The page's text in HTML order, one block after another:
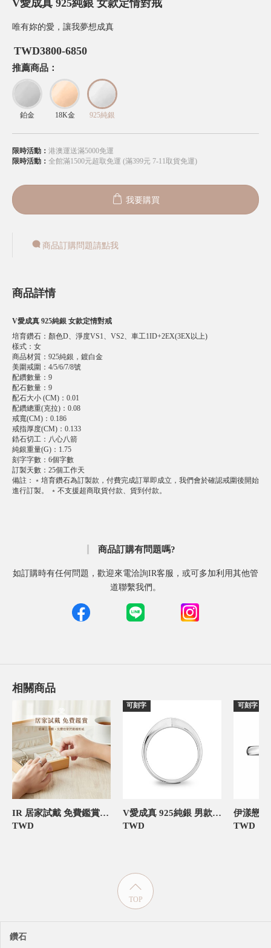
V愛成真 925純銀 女款定情對戒
唯有妳的愛，讓我夢想成真
TWD3800-6850
推薦商品：
鉑金 18K金 925純銀
限時活動： 港澳運送滿5000免運
限時活動： 全館滿1500元超取免運 (滿399元 7-11取貨免運)
我要購買
商品訂購問題請點我
商品詳情
V愛成真 925純銀 女款定情對戒
培育鑽石 ： 顏色D、淨度VS1、VS2、車工1ID+2EX(3EX以上)
樣式 ： 女
商品材質 ： 925純銀，鍍白金
美圍戒圍 ： 4/5/6/7/8號
配鑽數量 ： 9
配石數量 ： 9
配石大小 (CM) ： 0.01
配鑽總重(克拉) ： 0.08
戒寬(CM) ： 0.186
戒指厚度(CM) ： 0.133
鋯石切工 ： 八心八箭
純銀重量(G) ： 1.75
刻字字數 ： 6個字數
訂製天數 ： 25個工作天
備註 ： ﹡培育鑽石為訂製款，付費完成訂單即成立，我們會於確認戒圍後開始
進行訂製。 ﹡不支援超商取貨付款、貨到付款。
商品訂購有問題嗎?
如訂購時有任何問題，歡迎來電洽詢IR客服，或可多加利用其他管
道聯繫我們。
相關商品
IR 居家試戴 免費鑑賞 僅需支付押金
TWD
可刻字
V愛成真 925純銀 男款定情對戒
TWD
可刻字
TWD
TOP
鑽石